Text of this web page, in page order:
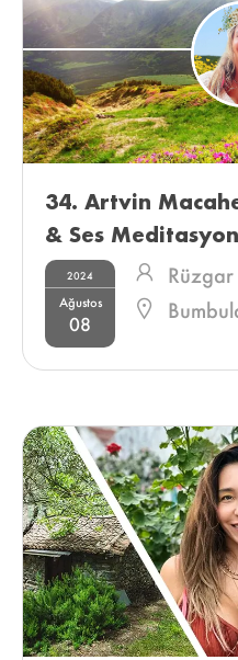
34. Artvin
& Ses
2024
Ağustos
08